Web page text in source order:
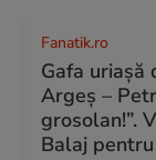
Fanatik.ro
Gafa uriașă
Argeș –
grosolan!”.
Balaj